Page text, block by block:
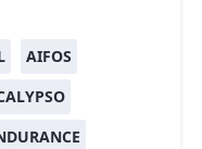
AIFOS